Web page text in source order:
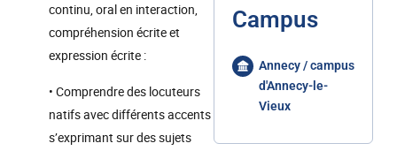
continu, oral en interaction,
compréhension écrite et
expression écrite :
• Comprendre des locuteurs
natifs avec différents accents
s’exprimant sur des sujets
Campus
Annecy / campus
d'Annecy-le-
Vieux